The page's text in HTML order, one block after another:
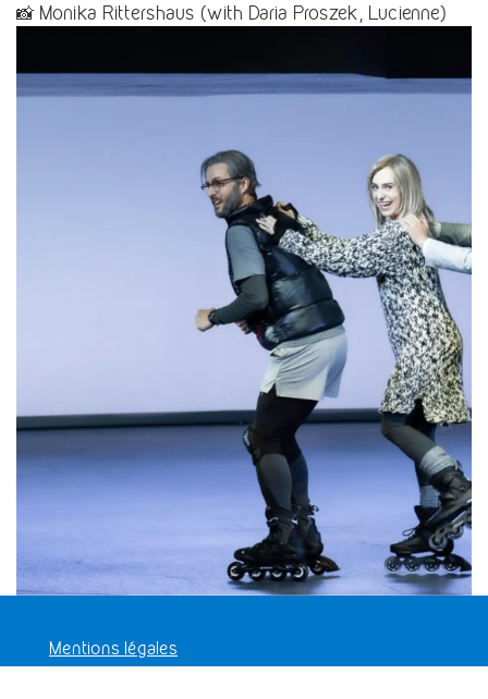
📸 Monika Rittershaus (with Daria Proszek, Lucienne)
Mentions légales